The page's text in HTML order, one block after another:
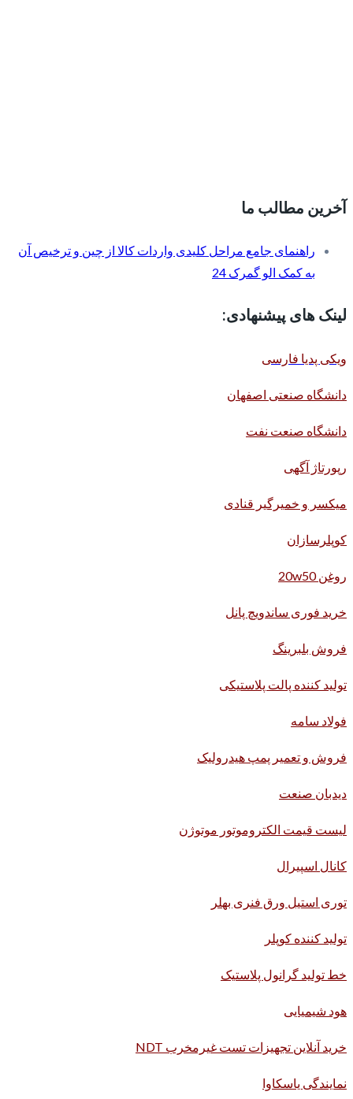
آخرین مطالب ما
راهنمای جامع مراحل کلیدی واردات کالا از چین و ترخیص آن
به کمک الو گمرک 24
لینک های پیشنهادی:
ویکی پدیا فارسی
دانشگاه صنعتی اصفهان
دانشگاه صنعت نفت
رپورتاژ آگهی
میکسر و خمیرگیر قنادی
کوپلرسازان
روغن 20w50
خرید فوری ساندویچ پانل
فروش بلبرینگ
تولید کننده پالت پلاستیکی
فولاد سامه
فروش و تعمیر پمپ هیدرولیک
دیدبان صنعت
لیست قیمت الکتروموتور موتوژن
کانال اسپیرال
توری استیل ورق فنری بهلر
تولید کننده کوپلر
خط تولید گرانول پلاستیک
هود شیمیایی
خرید آنلاین تجهیزات تست غیرمخرب NDT
نمایندگی یاسکاوا